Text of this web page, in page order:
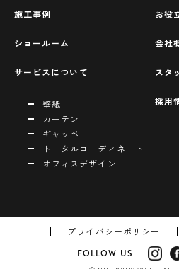
施工事例
ショールーム
サービスについて
壁紙
カーテン
ギャッベ
トータルコーディネート
オフィスデザイン
お役
会社
スタ
採用
プライバシーポリシー
FOLLOW US